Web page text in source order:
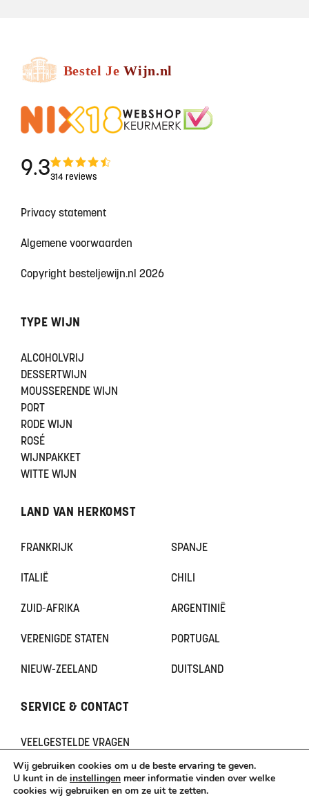
9.3314 reviews
Privacy statement
Algemene voorwaarden
Copyright besteljewijn.nl 2026
TYPE WIJN
ALCOHOLVRIJ
DESSERTWIJN
MOUSSERENDE WIJN
PORT
RODE WIJN
ROSÉ
WIJNPAKKET
WITTE WIJN
LAND VAN HERKOMST
FRANKRIJK SPANJE
ITALIË CHILI
ZUID-AFRIKA ARGENTINIË
VERENIGDE STATEN PORTUGAL
NIEUW-ZEELAND DUITSLAND
SERVICE & CONTACT
VEELGESTELDE VRAGEN
CONTACT
KLACHTEN
TERUGBETAAL- EN RETOURNERINGSBELEID
Wij gebruiken cookies om u de beste ervaring te geven.
U kunt in de instellingen meer informatie vinden over welke
cookies wij gebruiken en om ze uit te zetten.